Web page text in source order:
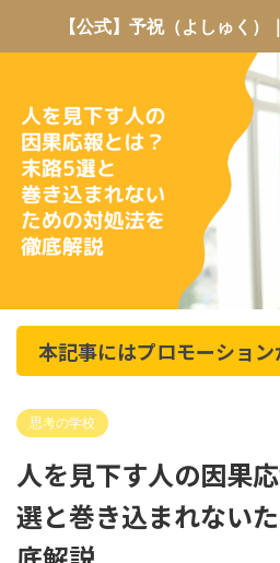
【公式】予祝（よしゅく）
本記事にはプロモーション
思考の学校
人を見下す人の因果
選と巻き込まれない